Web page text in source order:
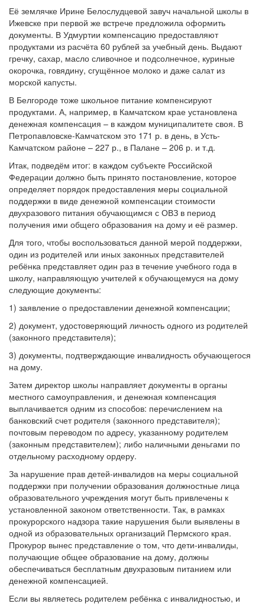
Её землячке Ирине Белослудцевой завуч начальной школы в
Ижевске при первой же встрече предложила оформить
документы. В Удмуртии компенсацию предоставляют
продуктами из расчёта 60 рублей за учебный день. Выдают
гречку, сахар, масло сливочное и подсолнечное, куриные
окорочка, говядину, сгущённое молоко и даже салат из
морской капусты.
В Белгороде тоже школьное питание компенсируют
продуктами. А, например, в Камчатском крае установлена
денежная компенсация – в каждом муниципалитете своя. В
Петропавловске-Камчатском это 171 р. в день, в Усть-
Камчатском районе – 227 р., в Палане – 206 р. и т.д.
Итак, подведём итог: в каждом субъекте Российской
Федерации должно быть принято постановление, которое
определяет порядок предоставления меры социальной
поддержки в виде денежной компенсации стоимости
двухразового питания обучающимся с ОВЗ в период
получения ими общего образования на дому и её размер.
Для того, чтобы воспользоваться данной мерой поддержки,
один из родителей или иных законных представителей
ребёнка представляет один раз в течение учебного года в
школу, направляющую учителей к обучающемуся на дому
следующие документы:
1) заявление о предоставлении денежной компенсации;
2) документ, удостоверяющий личность одного из родителей
(законного представителя);
3) документы, подтверждающие инвалидность обучающегося
на дому.
Затем директор школы направляет документы в органы
местного самоуправления, и денежная компенсация
выплачивается одним из способов: перечислением на
банковский счет родителя (законного представителя);
почтовым переводом по адресу, указанному родителем
(законным представителем); либо наличными деньгами по
отдельному расходному ордеру.
За нарушение прав детей-инвалидов на меры социальной
поддержки при получении образования должностные лица
образовательного учреждения могут быть привлечены к
установленной законом ответственности. Так, в рамках
прокурорского надзора такие нарушения были выявлены в
одной из образовательных организаций Пермского края.
Прокурор вынес представление о том, что дети-инвалиды,
получающие общее образование на дому, должны
обеспечиваться бесплатным двухразовым питанием или
денежной компенсацией.
Если вы являетесь родителем ребёнка с инвалидностью, и